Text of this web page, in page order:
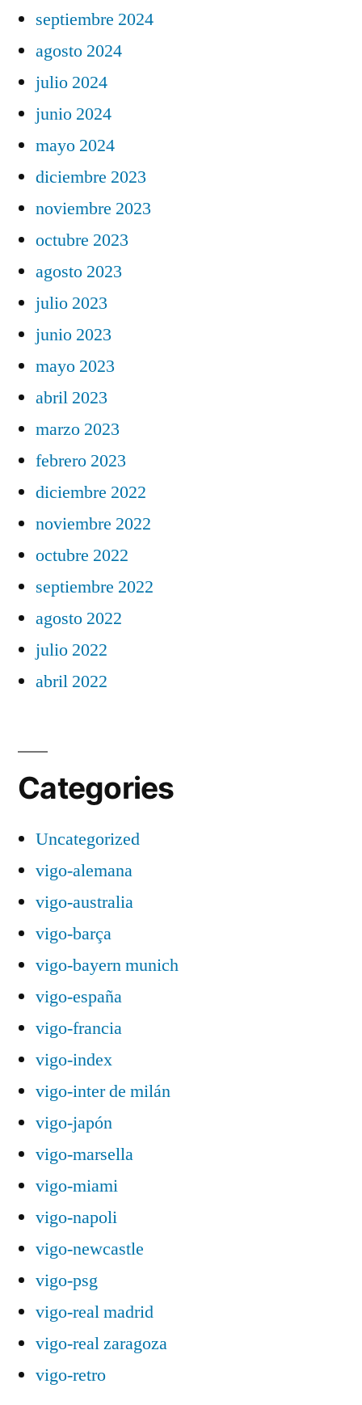
septiembre 2024
agosto 2024
julio 2024
junio 2024
mayo 2024
diciembre 2023
noviembre 2023
octubre 2023
agosto 2023
julio 2023
junio 2023
mayo 2023
abril 2023
marzo 2023
febrero 2023
diciembre 2022
noviembre 2022
octubre 2022
septiembre 2022
agosto 2022
julio 2022
abril 2022
Categories
Uncategorized
vigo-alemana
vigo-australia
vigo-barça
vigo-bayern munich
vigo-españa
vigo-francia
vigo-index
vigo-inter de milán
vigo-japón
vigo-marsella
vigo-miami
vigo-napoli
vigo-newcastle
vigo-psg
vigo-real madrid
vigo-real zaragoza
vigo-retro